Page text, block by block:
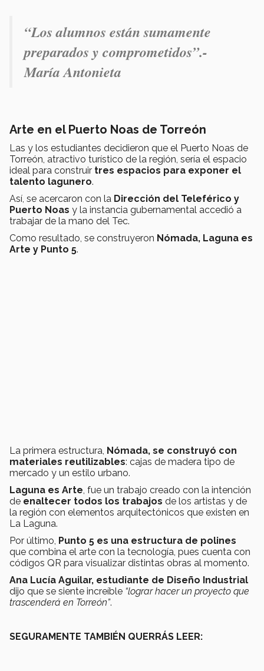
“Los alumnos están sumamente
preparados y comprometidos”.-
María Antonieta
Arte en el Puerto Noas de Torreón
Las y los estudiantes decidieron que el Puerto Noas de
Torreón, atractivo turístico de la región, sería el espacio
ideal para construir tres espacios para exponer el
talento lagunero.
Así, se acercaron con la Dirección del Teleférico y
Puerto Noas y la instancia gubernamental accedió a
trabajar de la mano del Tec.
Como resultado, se construyeron Nómada, Laguna es
Arte y Punto 5.
La primera estructura, Nómada, se construyó con
materiales reutilizables: cajas de madera tipo de
mercado y un estilo urbano.
Laguna es Arte , fue un trabajo creado con la intención
de enaltecer todos los trabajos de los artistas y de
la región con elementos arquitectónicos que existen en
La Laguna.
Por último, Punto 5 es una estructura de polines
que combina el arte con la tecnología, pues cuenta con
códigos QR para visualizar distintas obras al momento.
Ana Lucía Aguilar, estudiante de Diseño Industrial
dijo que se siente increíble “lograr hacer un proyecto que
trascenderá en Torreón”.
SEGURAMENTE TAMBIÉN QUERRÁS LEER: